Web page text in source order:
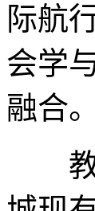
际航
会学
融合。
教